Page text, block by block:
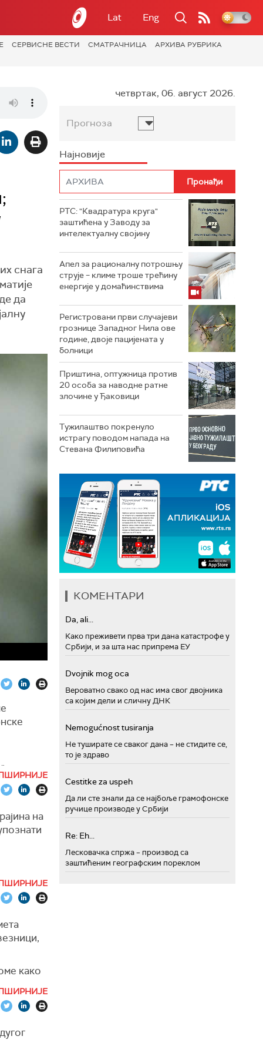
Lat Eng
СЕРВИСНЕ ВЕСТИ СМАТРАЧНИЦА
АРХИВА РУБРИКА
снага
да
на
са
онако
како
четвртак, 06. август 2026.
Прогноза
Најновије
РТС: "Квадратура круга"
заштићена у Заводу за
интелектуалну својину
Апел за рационалну потрошњу
струје – климе троше трећину
енергије у домаћинствима
Регистровани први случајеви
грознице Западног Нила ове
године, двоје пацијената у
болници
Приштина, оптужница против
20 особа за наводне ратне
злочине у Ђаковици
Тужилаштво покренуло
истрагу поводом напада на
Стевана Филиповића
КОМЕНТАРИ
Da, ali...
Како преживети прва три дана катастрофе у
Србији, и за шта нас припрема ЕУ
Dvojnik mog oca
Вероватно свако од нас има свог двојника
са којим дели и сличну ДНК
Nemogućnost tusiranja
Не туширате се сваког дана – не стидите се,
то је здраво
Cestitke za uspeh
Да ли сте знали да се најбоље грамофонске
ручице производе у Србији
Re: Eh...
Лесковачка спржа – производ са
заштићеним географским пореклом